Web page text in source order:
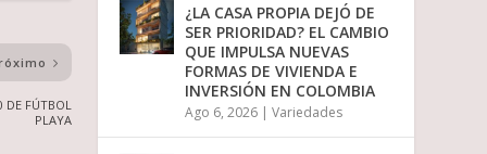
DE FÚTBOL
PLAYA
¿LA CASA PROPIA DEJÓ DE
SER PRIORIDAD? EL CAMBIO
QUE IMPULSA NUEVAS
FORMAS DE VIVIENDA E
INVERSIÓN EN COLOMBIA
Ago 6, 2026 |Variedades